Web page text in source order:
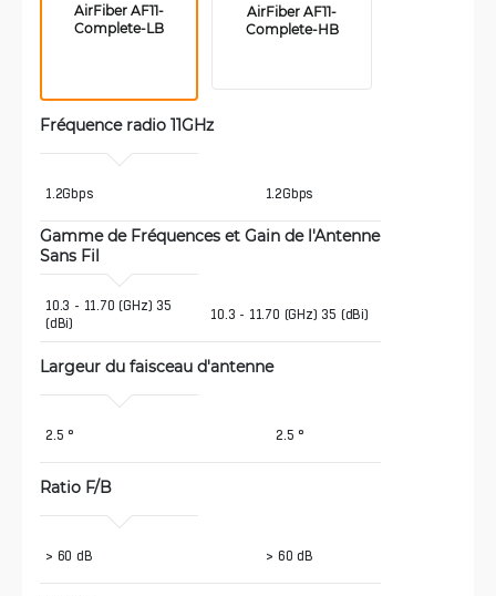
AirFiber AF11-
Complete-LB
AirFiber AF11-
Complete-HB
Fréquence radio 11GHz
1.2Gbps 1.2Gbps
Gamme de Fréquences et Gain de l'Antenne
Sans Fil
10.3 - 11.70 (GHz) 35
(dBi)
10.3 - 11.70 (GHz) 35 (dBi)
Largeur du faisceau d'antenne
2.5 ° 2.5 °
Ratio F/B
> 60 dB > 60 dB